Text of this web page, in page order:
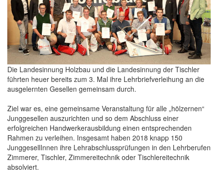
Die Landesinnung Holzbau und die Landesinnung der Tischler
führten heuer bereits zum 3. Mal ihre Lehrbriefverleihung an die
ausgelernten Gesellen gemeinsam durch.
Ziel war es, eine gemeinsame Veranstaltung für alle „hölzernen“
Junggesellen auszurichten und so dem Abschluss einer
erfolgreichen Handwerkerausbildung einen entsprechenden
Rahmen zu verleihen. Insgesamt haben 2018 knapp 150
JunggesellInnen ihre Lehrabschlussprüfungen in den Lehrberufen
Zimmerer, Tischler, Zimmereitechnik oder Tischlereitechnik
absolviert.